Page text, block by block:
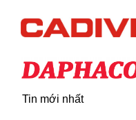
Tin mới nhất